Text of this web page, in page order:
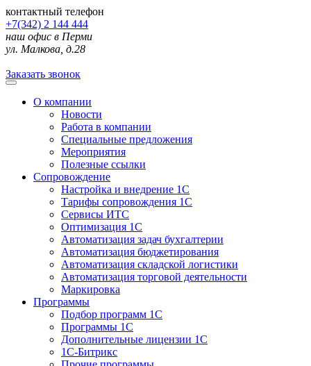
контактный телефон
+7(342) 2 144 444
наш офис в Перми
ул. Малкова, д.28
Заказать звонок
О компании
Новости
Работа в компании
Специальные предложения
Мероприятия
Полезные ссылки
Сопровождение
Настройка и внедрение 1С
Тарифы сопровождения 1С
Сервисы ИТС
Оптимизация 1С
Автоматизация задач бухгалтерии
Автоматизация бюджетирования
Автоматизация складской логистики
Автоматизация торговой деятельности
Маркировка
Программы
Подбор программ 1С
Программы 1С
Дополнительные лицензии 1С
1С-Битрикс